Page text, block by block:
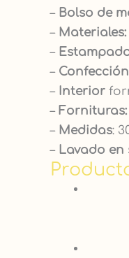
– Bolso de
– Materiales:
–
–
– Interior
– Fornituras:
– Medidas:
– Lavado